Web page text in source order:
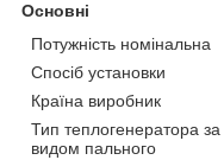
Основні
Потужність номінальна
Спосіб установки
Країна виробник
Тип теплогенератора за
видом пального